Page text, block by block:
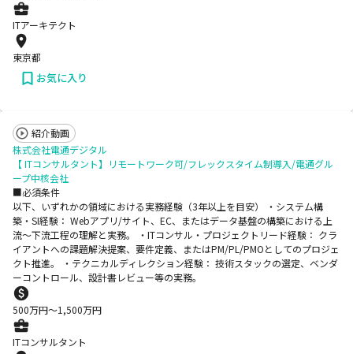
ITアーキテクト
東京都
お気に入り
紹介動画
株式会社電通デジタル
【 ITコンサルタント】リモートワーク可/フレックスタイム制導入/電通グル
ープ中核会社
■必須条件
以下、いずれかの領域における実務経験（3年以上を目安） ・システム構
築・SI経験： Webアプリ/サイト、EC、またはデータ基盤の構築における上
流〜下流工程の理解と実務。 ・ITコンサル・プロジェクトリード経験： クラ
イアントへの課題解決提案、要件定義、またはPM/PL/PMOとしてのプロジェ
クト推進。 ・テクニカルディレクション経験： 技術スタックの選定、ベンダ
ーコントロール、設計書レビュー等の実務。
500万円〜1,500万円
ITコンサルタント